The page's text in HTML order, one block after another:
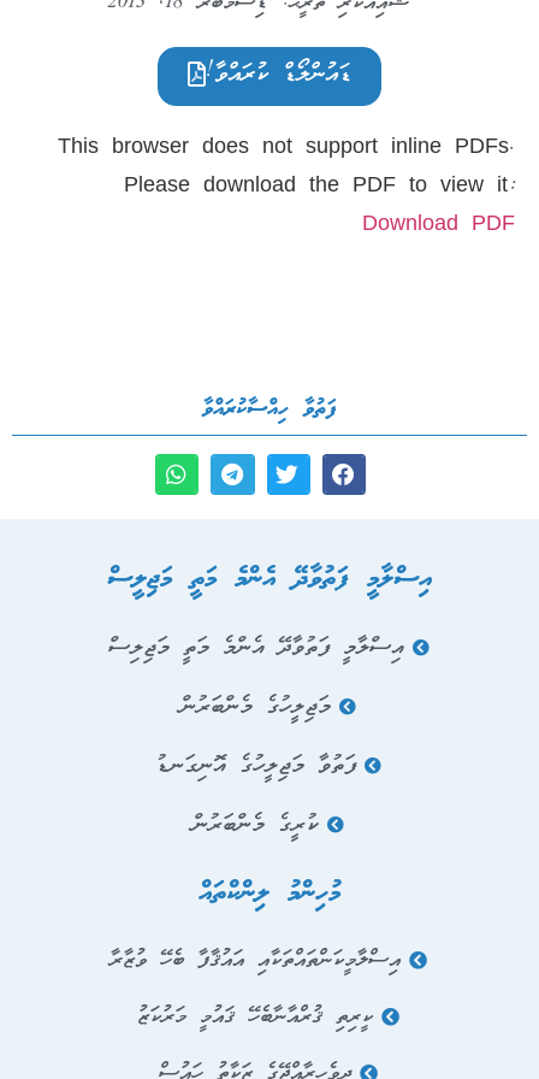
ޑައުންލޯޑް ކުރައްވާ!
This browser does not support inline PDFs.
Please download the PDF to view it:
Download PDF
ފަތުވާ ހިއްސާކުރައްވާ
އިސްލާމީ ފަތުވާދޭ އެންމެ މަތީ މަޖިލީސް
އިސްލާމީ ފަތުވާދޭ އެންމެ މަތީ މަޖިލިސް
މަޖިލީހުގެ މެންބަރުން
ފަތުވާ މަޖިލީހުގެ އޮނިގަނޑު
ކުރީގެ މެންބަރުން
މުހިންމު ލިންކްތައް
އިސްލާމީކަންތައްތަކާއި އައުޤާފާ ބެހޭ ވުޒާރާ
ކީރިތި ޤުރްއާނާބެހޭ ޤައުމީ މަރުކަޒު